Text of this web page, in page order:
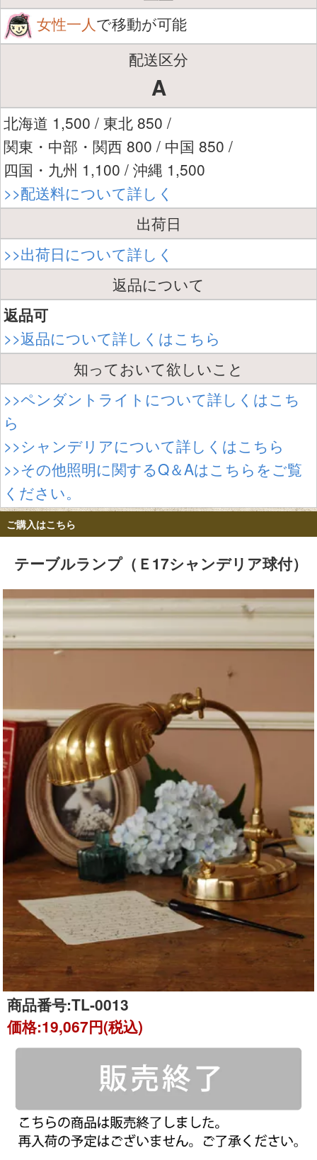
女性一人で移動が可能
配送区分
A
北海道 1,500 / 東北 850 /
関東・中部・関西 800 / 中国 850 /
四国・九州 1,100 / 沖縄 1,500
>>配送料について詳しく
出荷日
>>出荷日について詳しく
返品について
返品可
>>返品について詳しくはこちら
知っておいて欲しいこと
>>ペンダントライトについて詳しくはこち
ら
>>シャンデリアについて詳しくはこちら
>>その他照明に関するQ＆Aはこちらをご覧
ください。
ご購入はこちら
テーブルランプ（Ｅ17シャンデリア球付）
商品番号:TL-0013
価格:19,067円(税込)